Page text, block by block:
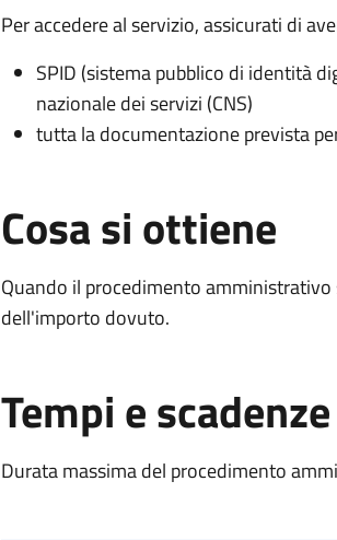
Per accedere al servizio, assicurati di
SPID (sistema pubblico di identità
nazionale dei servizi (CNS)
tutta la documentazione prevista
Cosa si ottiene
Quando il procedimento
dell'importo dovuto.
Tempi e scadenze
Durata massima del procedimento